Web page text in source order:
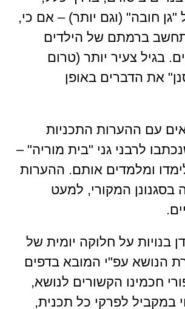
חובה" (וגם יותר) – אם כי,
ברמתם של הילדים
בגיל צעיר יותר (טרום
את הדברים באופן
עם ההערות התכניות
לרבני גני "בית מוריה" –
ומלמדים אותם. ההערות
בסגנונן המקורי, למעט
בנויות על חלוקה יומית של
הנושא עפ"י המובא בדפים
חכמינו הקשורים לנושא,
במקביל לפרקי כל תכנית,